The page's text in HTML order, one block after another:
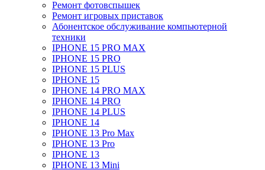
Ремонт фотовспышек
Ремонт игровых приставок
Абонентское обслуживание компьютерной
техники
IPHONE 15 PRO MAX
IPHONE 15 PRO
IPHONE 15 PLUS
IPHONE 15
IPHONE 14 PRO MAX
IPHONE 14 PRO
IPHONE 14 PLUS
IPHONE 14
IPHONE 13 Pro Max
IPHONE 13 Pro
IPHONE 13
IPHONE 13 Mini